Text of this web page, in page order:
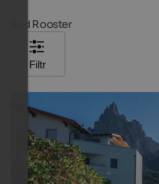
Red Rooster
Filtr